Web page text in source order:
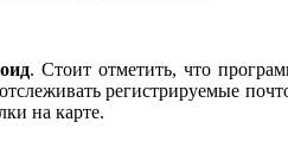
. Стоит отметить, что
регистрируемые
на карте.